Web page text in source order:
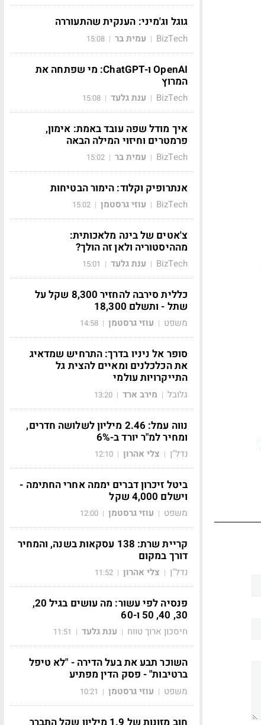
גוגל וג'מיני: הענקית שהתעוררה
BizTech
| עמית בר |
15:08
OpenAI ו-ChatGPT: מי שפתחה את
המרוץ
BizTech
| ענת גלעד |
15:08
איך מודל שפה עובד באמת: אימון,
פרמטרים וחיזוי המילה הבאה
BizTech
| עמית בר |
15:02
אנתרופיק וקלוד: הימור הבטיחות
BizTech
| עוזי גרסטמן |
15:02
צ'אטים של בינה מלאכותית:
מההיסטוריה ולאן זה הולך?
BizTech
| ענת גלעד |
15:01
כללית סירבה להחזיר 8,300 שקל על
שתל - ותשלם 18,300
משפט | עוזי גרסטמן |
14:58
סופר אל ניניו בדרך: התרחיש שמדאיג
את הכלכלנים ומאיים להצית גל
התייקרויות עולמי
גלובל | מירב ארד |
13:20
נווה עמל: 2.46 מיליון לשלושה חדרים,
ומחיר למ"ר יורד ב-6%
נדל"ן | צלי אהרון |
12:10
ביטל זיכרון דברים יממה אחרי החתימה -
וישלם 4,000 שקל
משפט | עוזי גרסטמן |
12:00
קריית שרת: 138 עסקאות בשנה, והמחיר
דורך במקום
נדל"ן | צלי אהרון |
11:52
פנסיה לפי עשור: מה עושים בגיל 20,
30, 40, 50 ו-60
חיסכון ארוך טווח | ענת גלעד |
11:51
השוכר תבע את בעל הדירה - "לא טיפל
ברטיבות" - פסק הדין מפתיע
משפט | עוזי גרסטמן |
10:21